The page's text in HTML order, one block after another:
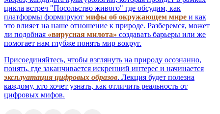
цикла встреч "Посольство живого" где обсудим, как
платформы формируют мифы об окружающем мире и как
это влияет на наше отношение к природе. Разберемся, может
ли подобная «вирусная милота» создавать барьеры или же
помогает нам глубже понять мир вокруг.
Присоединяйтесь, чтобы взглянуть на природу осознанно,
понять, где заканчивается искренний интерес и начинается
эксплуатация цифровых образов. Лекция будет полезна
каждому, кто хочет узнать, как отличить реальность от
цифровых мифов.